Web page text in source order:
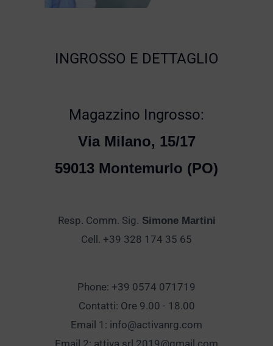
INGROSSO E DETTAGLIO
Magazzino Ingrosso:
Via Milano, 15/17
59013 Montemurlo (PO)
Resp. Comm. Sig. Simone Martini
Cell. +39 328 174 35 65
Phone: +39 0574 071719
Contatti: Ore 9.00 - 18.00
Email 1: info@activanrg.com